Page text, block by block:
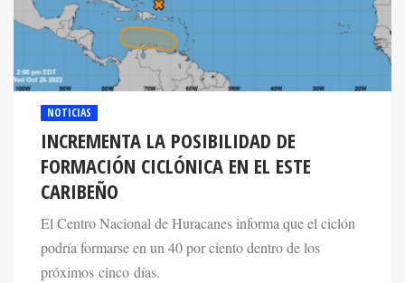
NOTICIAS
INCREMENTA LA POSIBILIDAD DE
FORMACIÓN CICLÓNICA EN EL ESTE
CARIBEÑO
El Centro Nacional de Huracanes informa que el ciclón
podría formarse en un 40 por ciento dentro de los
próximos cinco días.